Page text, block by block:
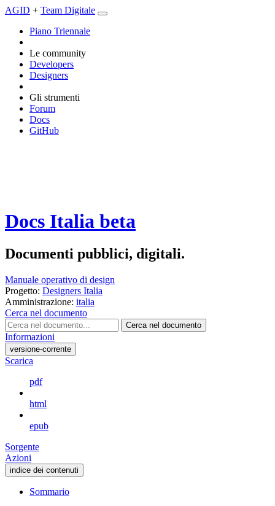
AGID + Team Digitale
Piano Triennale
Le community
Developers
Designers
Gli strumenti
Forum
Docs
GitHub
Docs Italia beta
Documenti pubblici, digitali.
Manuale operativo di design
Progetto: Designers Italia
Amministrazione: italia
Cerca nel documento
Cerca nel documento
Informazioni
versione-corrente
Scarica
pdf
html
epub
Sorgente
Azioni
indice dei contenuti
Sommario